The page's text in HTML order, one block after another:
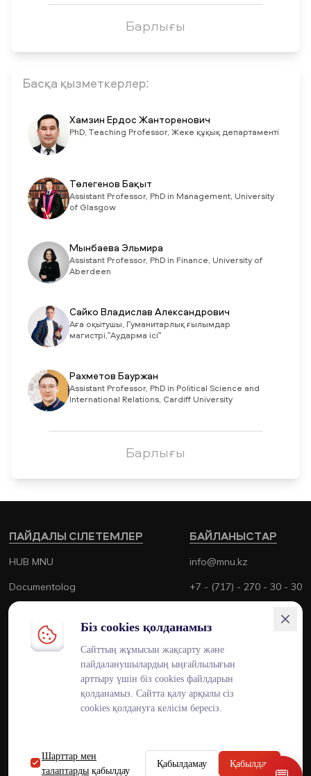
Барлығы
Басқа қызметкерлер:
Хамзин Ердос Жанторенович
PhD, Teaching Professor, Жеке құқық департаменті
Төлегенов Бақыт
Assistant Professor, PhD in Management, University
of Glasgow
Мынбаева Эльмира
Assistant Professor, PhD in Finance, University of
Aberdeen
Сайко Владислав Александрович
Аға оқытушы, Гуманитарлық ғылымдар
магистрі,"Аударма ici"
Рахметов Бауржан
Assistant Professor, PhD in Political Science and
International Relations, Cardiff University
Барлығы
ENG KAZ
БАЙЛАНЫСТАР
info@mnu.kz
+7 - (717) - 270 - 30 - 30
+7 - (700) - 170 - 30 - 30
ПАЙДАЛЫ СІЛЕТЕМЛЕР
HUB MNU
Documentolog
Canvas
Platonus
Біз cookies қолданамыз
Сайттың жұмысын жақсарту және
пайдаланушылардың ыңғайлылығын
арттыру үшін біз cookies файлдарын
қолданамыз. Сайтта қалу арқылы сіз
cookies қолдануға келісім бересіз.
Шарттар мен
талаптарды қабылдау
Қабылдамау Қабылдау